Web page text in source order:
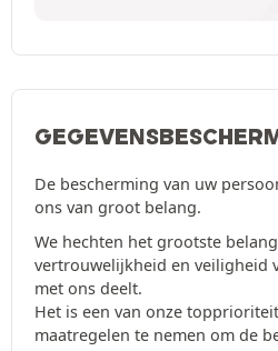
De bescherming van uw
ons van groot belang.
We hechten het grootste
vertrouwelijkheid en veiligheid
met ons deelt.
Het is een van onze
maatregelen te nemen om de